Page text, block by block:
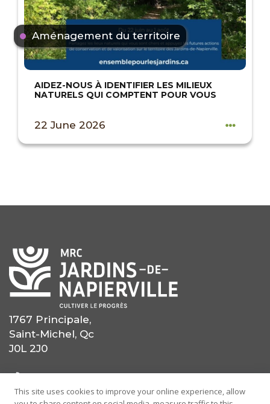
Aménagement du territoire
AIDEZ-NOUS À IDENTIFIER LES MILIEUX
NATURELS QUI COMPTENT POUR VOUS
22 June 2026
1767 Principale,
Saint-Michel, Qc
J0L 2J0
This site uses cookies to improve your online experience, allow